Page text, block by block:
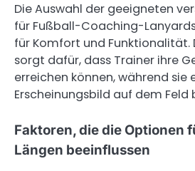
Die Auswahl der geeigneten
für Fußball-Coaching-
für Komfort und Funktionalität.
sorgt dafür, dass Trainer ihre
erreichen können, während sie
Erscheinungsbild auf dem Feld
Faktoren, die die Optionen
Längen beeinflussen